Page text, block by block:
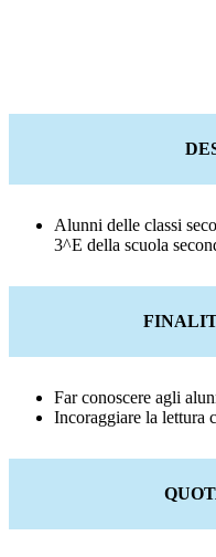
Alunni delle classi
3^E della scuola
Far conoscere agli
Incoraggiare la lettura